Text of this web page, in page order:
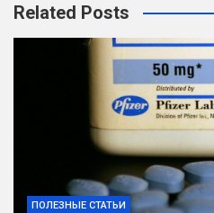
Related Posts
ПОЛЕЗНЫЕ СТАТЬИ